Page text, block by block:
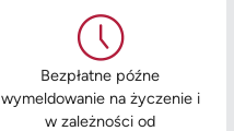
Bezpłatne późne
wymeldowanie na życzenie i
w zależności od